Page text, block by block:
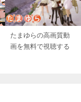
たまゆらの高画質動
画を無料で視聴する